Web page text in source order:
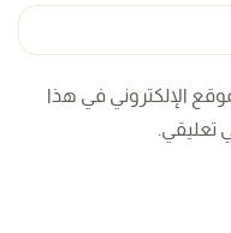
الإلكتروني في هذا
تعليقي.